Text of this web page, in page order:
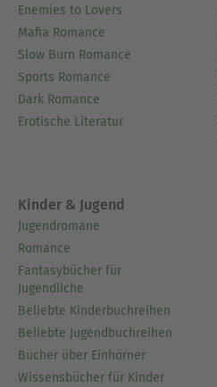
Enemies to Lovers
Mafia Romance
Slow Burn Romance
Sports Romance
Dark Romance
Erotische Literatur
Kinder & Jugend
Jugendromane
Romance
Fantasybücher für
Jugendliche
Beliebte Kinderbuchreihen
Beliebte Jugendbuchreihen
Bücher über Einhörner
Wissensbücher für Kinder